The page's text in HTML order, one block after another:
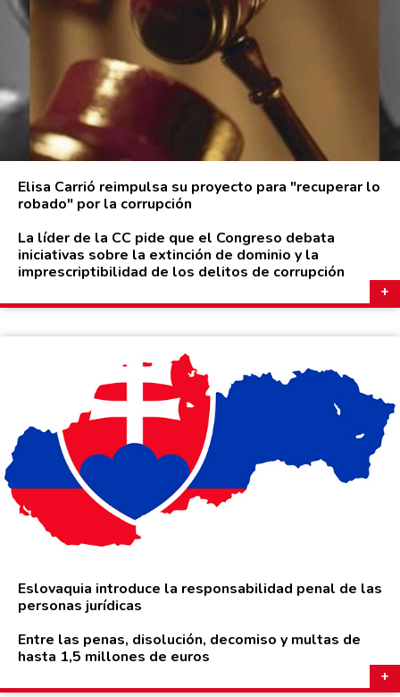
Elisa Carrió reimpulsa su proyecto para "recuperar lo
robado" por la corrupción
La líder de la CC pide que el Congreso debata
iniciativas sobre la extinción de dominio y la
imprescriptibilidad de los delitos de corrupción
Eslovaquia introduce la responsabilidad penal de las
personas jurídicas
Entre las penas, disolución, decomiso y multas de
hasta 1,5 millones de euros